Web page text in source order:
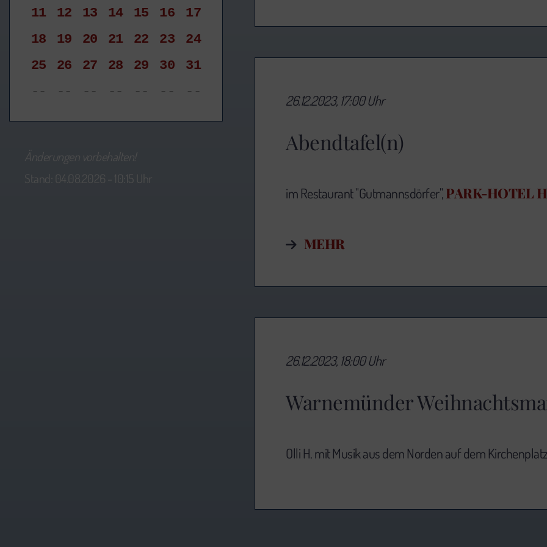
11
12 13 14 15 16
17
18
19 20 21 22 23
24
25
26 27 28 29 30
31
--
-- -- -- -- -- --
Änderungen vorbehalten!
Stand: 04.08.2026 - 10:15 Uhr
Abendtafel(n)
26.12.2023, 17:00 Uhr
im Restaurant "Gutmannsdörfer",PARK-HOTEL
MEHR
Warnemünder
26.12.2023, 18:00 Uhr
Olli H. mit Musik aus dem Norden auf dem Kirchenplatz